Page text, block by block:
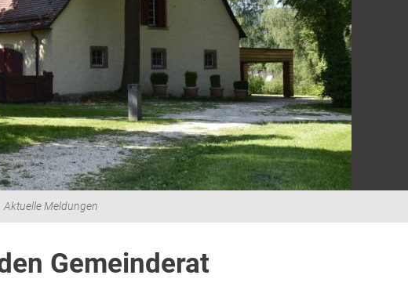
Aktuelle Meldungen
Gemeinderat